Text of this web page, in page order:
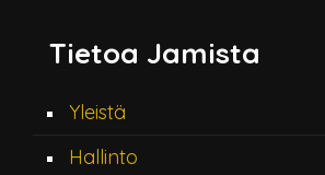
Tietoa Jamista
Yleistä
Hallinto